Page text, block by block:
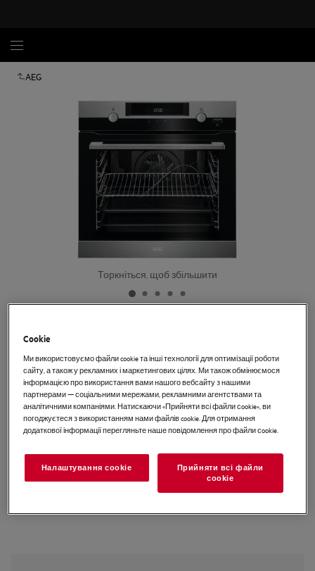
AEG
Торкніться, щоб збільшити
Вбудована електрична духова
шафа SteamBake 6000
EU керівництво
Інструкції з техніки безпеки та попередження щодо
техніки безпеки відповідно до регламенту ЄС 2023/988
наведені в розділах 1 і 2 посібника користувача. Для
безпечного використання виробу прочитайте повний
Cookie
Ми використовуємо файли cookie та інші технології для оптимізації роботи
сайту, а також у рекламних і маркетингових цілях. Ми також обмінюємося
інформацією про використання вами нашого вебсайту з нашими
партнерами — соціальними мережами, рекламними агентствами та
аналітичними компаніями. Натискаючи «Прийняти всі файли сookie», ви
погоджуєтеся з використанням нами файлів cookie. Для отримання
додаткової інформації перегляньте наше повідомлення про файли сookie.
Налаштування cookie
Прийняти всі файли
сookie